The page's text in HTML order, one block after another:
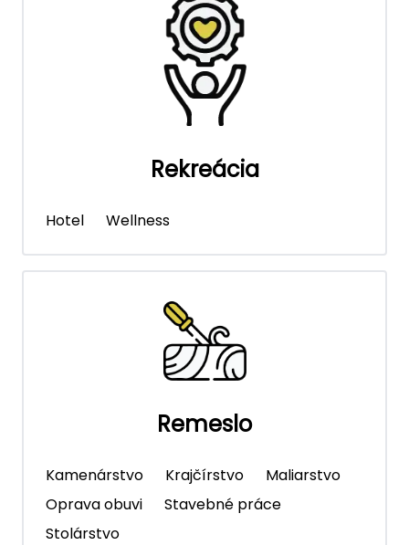
Rekreácia
Hotel Wellness
Remeslo
Kamenárstvo Krajčírstvo
Maliarstvo
Oprava obuvi
Stavebné práce
Stolárstvo